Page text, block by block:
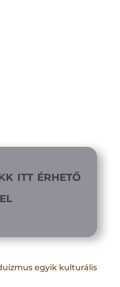
itt érhető
el
egyik kulturális